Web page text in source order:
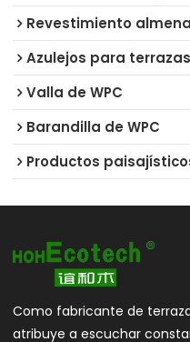
Revestimiento
Azulejos para terrazas
Valla de WPC
Barandilla de WPC
Productos
Como fabricante de
atribuye a escuchar